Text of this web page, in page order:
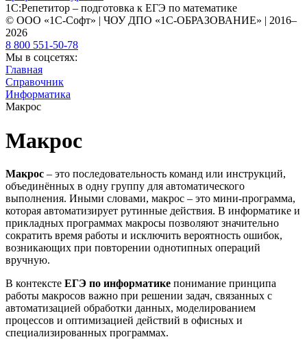
1С:Репетитор – подготовка к ЕГЭ по математике
© ООО «1С-Софт» | ЧОУ ДПО «1С-ОБРАЗОВАНИЕ» | 2016–
2026
8 800 551-50-78
Мы в соцсетях:
Главная
Справочник
Информатика
Макрос
Макрос
Макрос – это последовательность команд или инструкций,
объединённых в одну группу для автоматического
выполнения. Иными словами, макрос – это мини-программа,
которая автоматизирует рутинные действия. В информатике и
прикладных программах макросы позволяют значительно
сократить время работы и исключить вероятность ошибок,
возникающих при повторении однотипных операций
вручную.
В контексте ЕГЭ по информатике понимание принципа
работы макросов важно при решении задач, связанных с
автоматизацией обработки данных, моделированием
процессов и оптимизацией действий в офисных и
специализированных программах.